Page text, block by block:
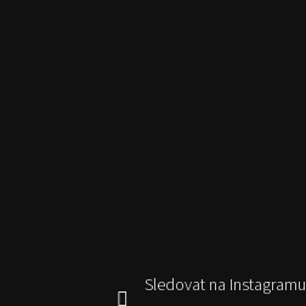
Sledovat na Instagramu